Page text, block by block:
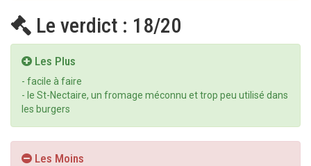
Le verdict : 18/20
Les Plus
- facile à faire
- le St-Nectaire, un fromage méconnu et trop peu utilisé dans
les burgers
Les Moins